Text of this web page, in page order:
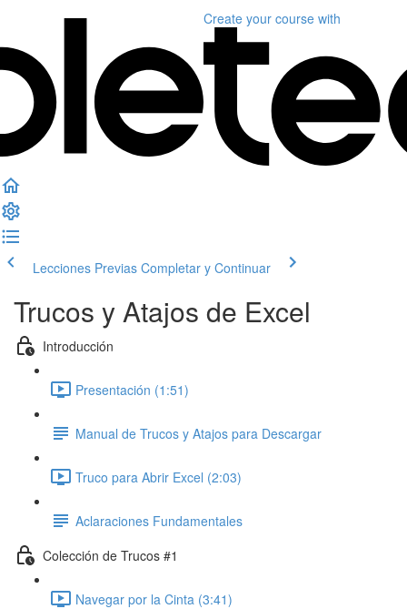
Create your course with
Lecciones Previas Completar y Continuar
Trucos y Atajos de Excel
Introducción
Presentación (1:51)
Manual de Trucos y Atajos para Descargar
Truco para Abrir Excel (2:03)
Aclaraciones Fundamentales
Colección de Trucos #1
Navegar por la Cinta (3:41)